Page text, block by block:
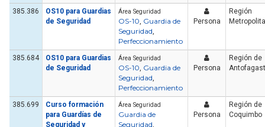
385.386
OS10 para Guardias
de Seguridad
Área Seguridad
OS-10, Guardia de
Seguridad,
Perfeccionamiento
Persona
Región
385.684
OS10 para Guardias
de Seguridad
Área Seguridad
OS-10, Guardia de
Seguridad,
Perfeccionamiento
Persona
Región de
385.699
Curso formación
para Guardías de
Seguridad y
Área Seguridad
Guardia de
Seguridad,
Persona
Región de
Coquimbo